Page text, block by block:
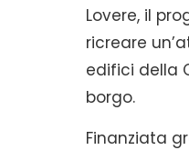
Lovere, il
ricreare
edifici della
borgo.
Finanziata